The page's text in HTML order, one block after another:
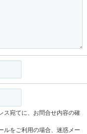
ス宛てに、お問合せ内容の確
ルをご利用の場合、迷惑メー